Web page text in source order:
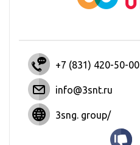
+7 (831) 420-50-00
info@3snt.ru
3sng. group/